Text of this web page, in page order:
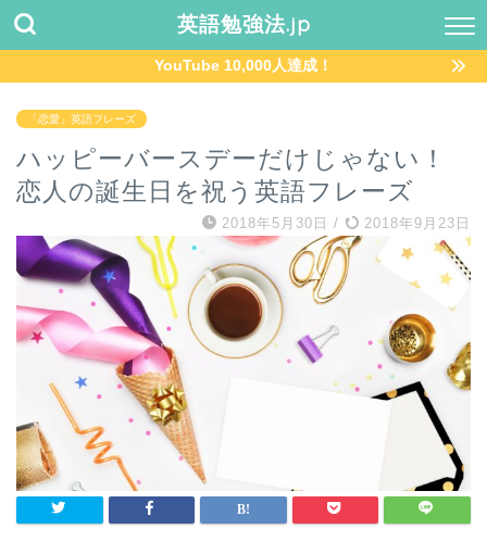
英語勉強法.jp
YouTube 10,000人達成！
「恋愛」英語フレーズ
ハッピーバースデーだけじゃない！
恋人の誕生日を祝う英語フレーズ
2018年5月30日 / 2018年9月23日